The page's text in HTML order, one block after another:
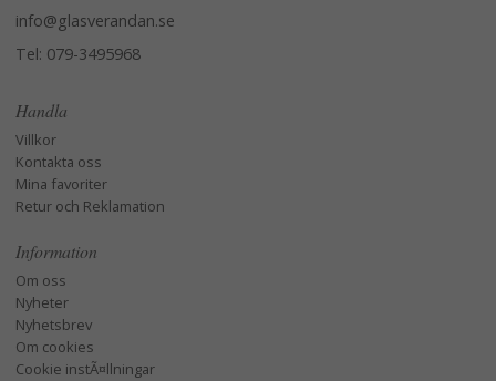
info@glasverandan.se
Tel: 079-3495968
Handla
Villkor
Kontakta oss
Mina favoriter
Retur och Reklamation
Information
Om oss
Nyheter
Nyhetsbrev
Om cookies
Cookie instÃ¤llningar